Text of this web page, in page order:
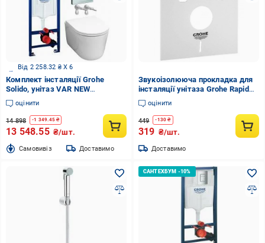
Від 2 258.32 ₴ X 6
Комплект інсталяції Grohe
Solido, унітаз VAR NEW
TORNADO, клавіша Sail хром
оцінити
14 898 -1 349.45 ₴
13 548.55 ₴/шт.
Cамовивіз Доставимо
Звукоізолююча прокладка для
інсталяції унітаза Grohe Rapid
SL 37131000
оцінити
449 -130 ₴
319 ₴/шт.
Доставимо